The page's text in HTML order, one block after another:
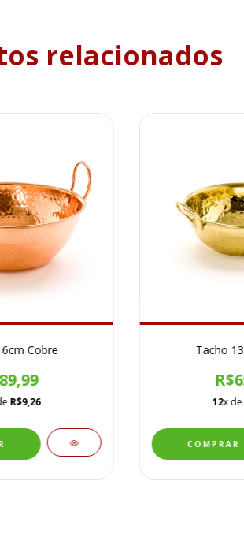
relacionados
Cobre
R$9,26
Tacho
12x de